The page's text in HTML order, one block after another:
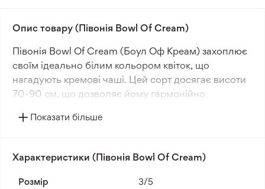
Опис товару (Півонія Bowl Of Cream)
Півонія Bowl Of Cream (Боул Оф Креам) захоплює
своїм ідеально білим кольором квіток, що
нагадують кремові чаші. Цей сорт досягає висоти
70-90 см, що дозволяє йому гармонійно
Квітки, зі своїм розміром в 15-20 см, створюють
привабливий під час весняного періоду цвітіння.
Ця рослина відрізняється не тільки своєю красою,
Показати більше
Характеристики (Півонія Bowl Of Cream)
Розмір
3/5